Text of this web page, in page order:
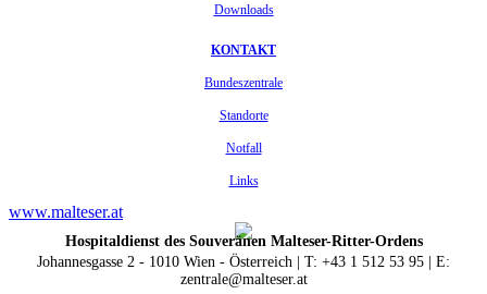
Downloads
KONTAKT
Bundeszentrale
Standorte
Notfall
Links
www.malteser.at
Hospitaldienst des Souveränen Malteser-Ritter-Ordens
Johannesgasse 2 - 1010 Wien - Österreich | T: +43 1 512 53 95 | E:
zentrale@malteser.at